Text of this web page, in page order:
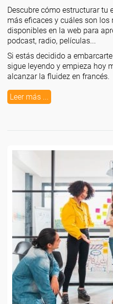
Descubre cómo estructurar tu
más eficaces y cuáles son los
disponibles en la web para
podcast, radio, películas...
Si estás decidido a
sigue leyendo y empieza hoy
alcanzar la fluidez en francés.
Leer más ...